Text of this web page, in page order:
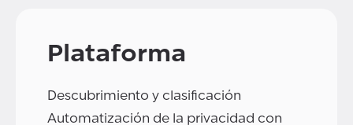
Plataforma
Descubrimiento y clasificación
Automatización de la privacidad con